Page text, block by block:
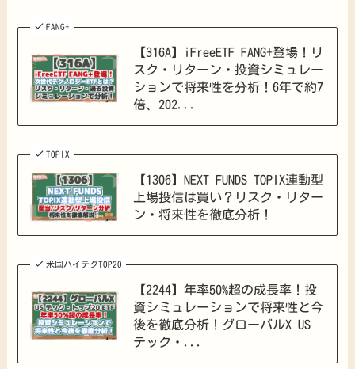
FANG+
【316A】iFreeETF FANG+登場！リ
スク・リターン・投資シミュレー
ションで将来性を分析！6年で約7
倍、202...
TOPIX
【1306】NEXT FUNDS TOPIX連動型
上場投信は買い？リスク・リター
ン・将来性を徹底分析！
米国ハイテクTOP20
【2244】年率50%超の成長率！投
資シミュレーションで将来性と今
後を徹底分析！グローバルX US
テック・...